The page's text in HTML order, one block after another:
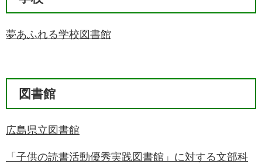
夢あふれる学校図書館
図書館​
広島県立図書館
​「子供の読書活動優秀実践図書館」に対する文部科